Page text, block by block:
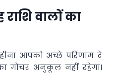
राशि वालों का
आपको अच्छे परिणाम दे
गोचर अनुकूल नहीं रहेगा।